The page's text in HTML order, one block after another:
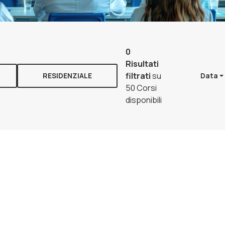
RESIDENZIALE
0
Risultati
filtratisu
50 Corsi
disponibili
Data